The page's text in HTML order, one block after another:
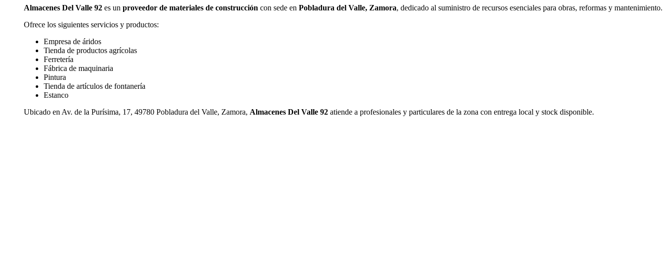
Almacenes Del Valle 92 es un proveedor de materiales de construcción con sede en Pobladura del Valle, Zamora, dedicado al suministro de recursos esenciales para obras, reformas y mantenimiento.
Ofrece los siguientes servicios y productos:
Empresa de áridos
Tienda de productos agrícolas
Ferretería
Fábrica de maquinaria
Pintura
Tienda de artículos de fontanería
Estanco
Ubicado en Av. de la Purísima, 17, 49780 Pobladura del Valle, Zamora, Almacenes Del Valle 92 atiende a profesionales y particulares de la zona con entrega local y stock disponible.